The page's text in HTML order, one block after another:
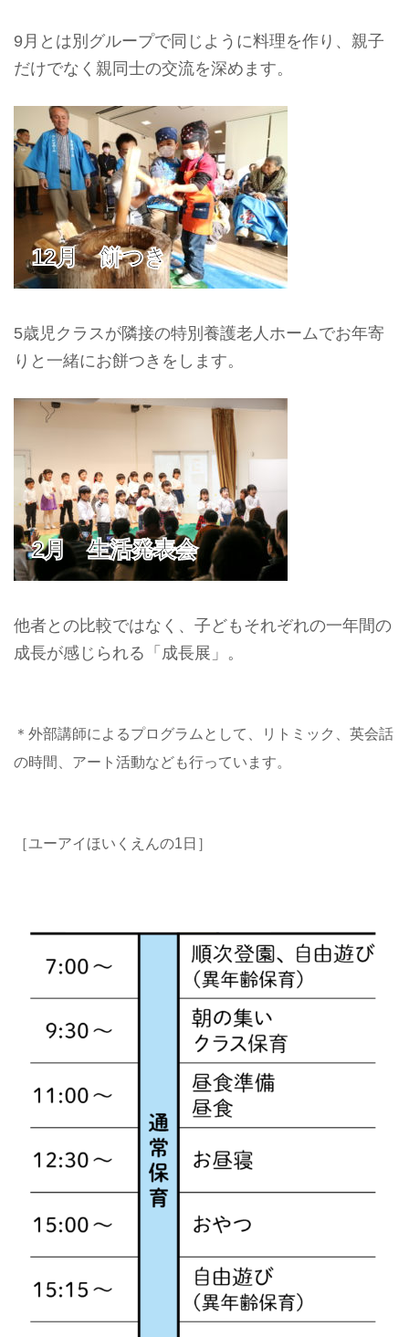
9月とは別グループで同じように料理を作り、親子
だけでなく親同士の交流を深めます。
12月 餅つき
5歳児クラスが隣接の特別養護老人ホームでお年寄
りと一緒にお餅つきをします。
2月 生活発表会
他者との比較ではなく、子どもそれぞれの一年間の
成長が感じられる「成長展」。
＊外部講師によるプログラムとして、リトミック、英会話
の時間、アート活動なども行っています。
［ユーアイほいくえんの1日］